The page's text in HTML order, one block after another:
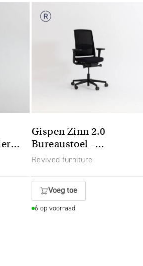
Gispen Zinn 2.0
Bureaustoel –
Armleuningen: 4D
Revived furniture
Voeg toe
6 op voorraad